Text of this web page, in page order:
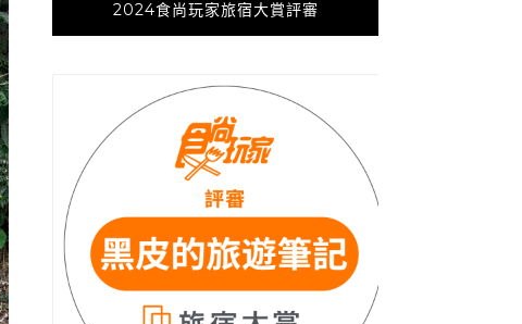
2024食尚玩家旅宿大賞評審